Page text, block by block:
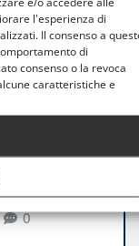
l'esperienza di
Il consenso a
di
consenso o la revoca
caratteristiche e
per
ciclismo
0